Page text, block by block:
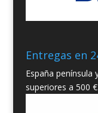
Entregas en
España península
superiores a 500 €